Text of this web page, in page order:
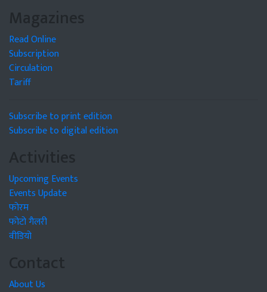
Magazines
Read Online
Subscription
Circulation
Tariff
Subscribe to print edition
Subscribe to digital edition
Activities
Upcoming Events
Events Update
फोरम
फोटो गैलरी
वीडियो
Contact
About Us